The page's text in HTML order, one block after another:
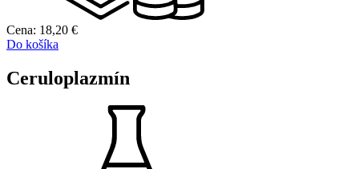
Cena: 18,20 €
Do košíka
Ceruloplazmín